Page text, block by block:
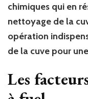
chimiques qui en
nettoyage de la
opération
de la cuve pour
Les